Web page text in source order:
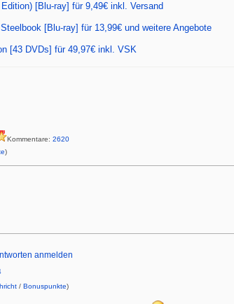
[Blu-ray] für 9,49€ inkl. Versand
[Blu-ray] für 13,99€ und weitere Angebote
[43 DVDs] für 49,97€ inkl. VSK
Kommentare: 2620
)
anmelden
/ Bonuspunkte)